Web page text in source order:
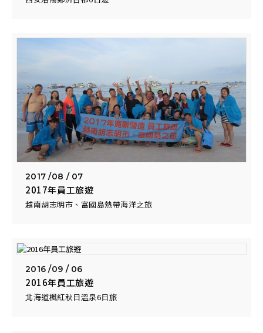
2017 /08 / 07
2017年員工旅遊
越南胡志明市、富國島熱帶海洋之旅
2016 /09 / 06
2016年員工旅遊
北海道楓紅秋日溫泉6日旅